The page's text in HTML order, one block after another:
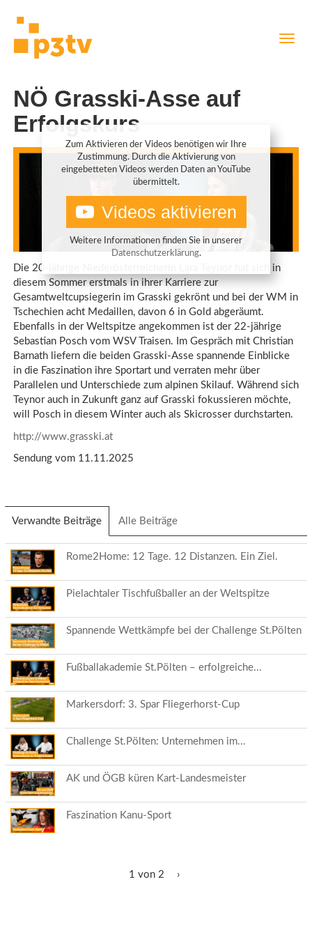
NÖ Grasski-Asse auf
Erfolgskurs
Zum Aktivieren der Videos benötigen wir Ihre
Zustimmung. Durch die Aktivierung von
eingebetteten Videos werden Daten an YouTube
übermittelt.
Videos aktivieren
Weitere Informationen finden Sie in unserer
Datenschutzerklärung.
Die 20-jährige Niederösterreicherin Lara Teynor hat sich in
diesem Sommer erstmals in ihrer Karriere zur
Gesamtweltcupsiegerin im Grasski gekrönt und bei der WM in
Tschechien acht Medaillen, davon 6 in Gold abgeräumt.
Ebenfalls in der Weltspitze angekommen ist der 22-jährige
Sebastian Posch vom WSV Traisen. Im Gespräch mit Christian
Barnath liefern die beiden Grasski-Asse spannende Einblicke
in die Faszination ihre Sportart und verraten mehr über
Parallelen und Unterschiede zum alpinen Skilauf. Während sich
Teynor auch in Zukunft ganz auf Grasski fokussieren möchte,
will Posch in diesem Winter auch als Skicrosser durchstarten.
http://www.grasski.at
Sendung vom 11.11.2025
Verwandte Beiträge (aktiver
Reiter)
Alle Beiträge
Rome2Home: 12 Tage. 12 Distanzen. Ein Ziel.
Pielachtaler Tischfußballer an der Weltspitze
Spannende Wettkämpfe bei der Challenge St.Pölten
Fußballakademie St.Pölten – erfolgreiche...
Markersdorf: 3. Spar Fliegerhorst-Cup
Challenge St.Pölten: Unternehmen im...
AK und ÖGB küren Kart-Landesmeister
Faszination Kanu-Sport
1 von 2 ›